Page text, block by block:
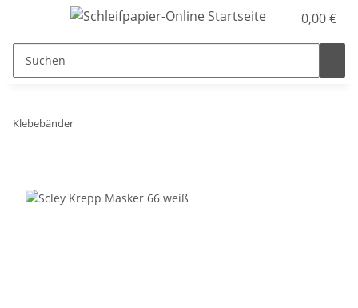
0,00 €
Klebebänder